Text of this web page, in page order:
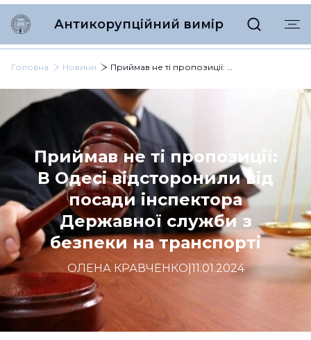
Антикорупційний вимір
Головна Новини Приймав не ті пропозиції: В Одесі відсторонили від посади інспектора Державної служби з безпеки на транспорті
Приймав не ті пропозиції:
В Одесі відсторонили від
посади інспектора
Державної служби з
безпеки на транспорті
ОЛЕНА КРАВЧЕНКО 11.01.2024